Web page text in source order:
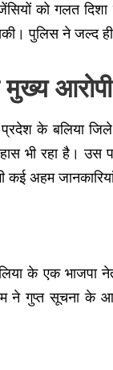
को गलत दिशा
सकी। पुलिस ने
मुख्य आरोपी
प्रदेश के बलिया
भी रहा है।
अहम
के एक भाजपा
गुप्त सूचना के